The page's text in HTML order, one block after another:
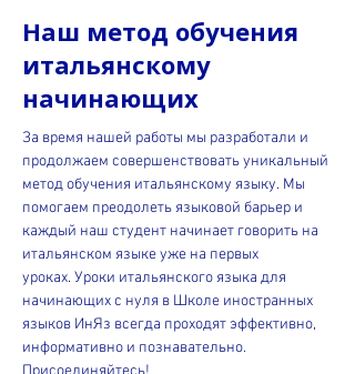
Наш метод обучения
итальянскому
начинающих
За время нашей работы мы разработали и
продолжаем совершенствовать уникальный
метод обучения итальянскому языку. Мы
помогаем преодолеть языковой барьер и
каждый наш студент начинает говорить на
итальянском языке уже на первых
уроках. Уроки итальянского языка для
начинающих с нуля в Школе иностранных
языков ИнЯз всегда проходят эффективно,
информативно и познавательно.